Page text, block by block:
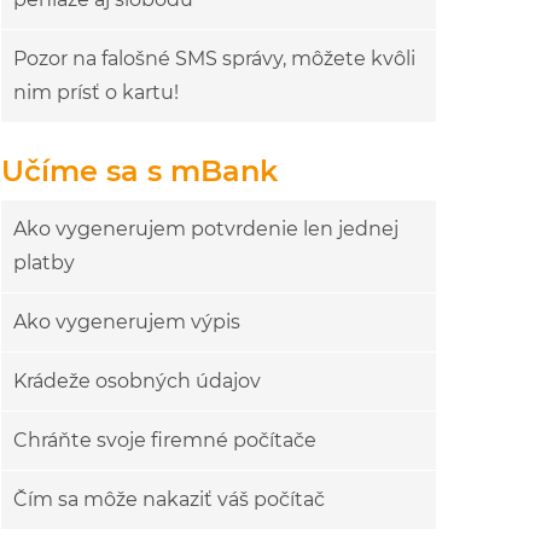
Pozor na falošné SMS správy, môžete kvôli
nim prísť o kartu!
Učíme sa s mBank
Ako vygenerujem potvrdenie len jednej
platby
Ako vygenerujem výpis
Krádeže osobných údajov
Chráňte svoje firemné počítače
Čím sa môže nakaziť váš počítač